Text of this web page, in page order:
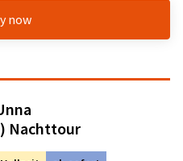
now
Nachttour